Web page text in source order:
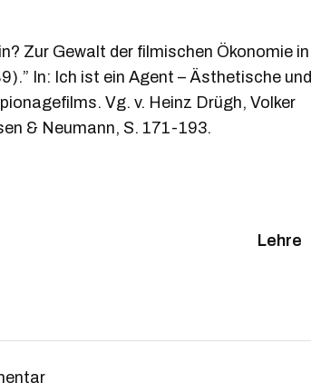
Zur Gewalt der filmischen Ökonomie in
In: Ich ist ein Agent – Ästhetische und
Vg. v. Heinz Drügh, Volker
& Neumann, S. 171-193.
Lehre